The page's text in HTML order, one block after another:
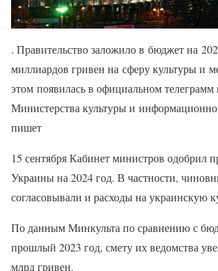
. Правительство заложило в бюджет на
миллиардов гривен на сферу культуры и
этом появилась в официальном телеграмм
Министерства культуры и
пишет
15 сентября Кабинет министров одобрил
Украины на 2024 год. В частности,
согласовывали и расходы на украинскую
По данным Минкульта по сравнению с
прошлый 2023 год, смету их ведомства
млрд гривен.